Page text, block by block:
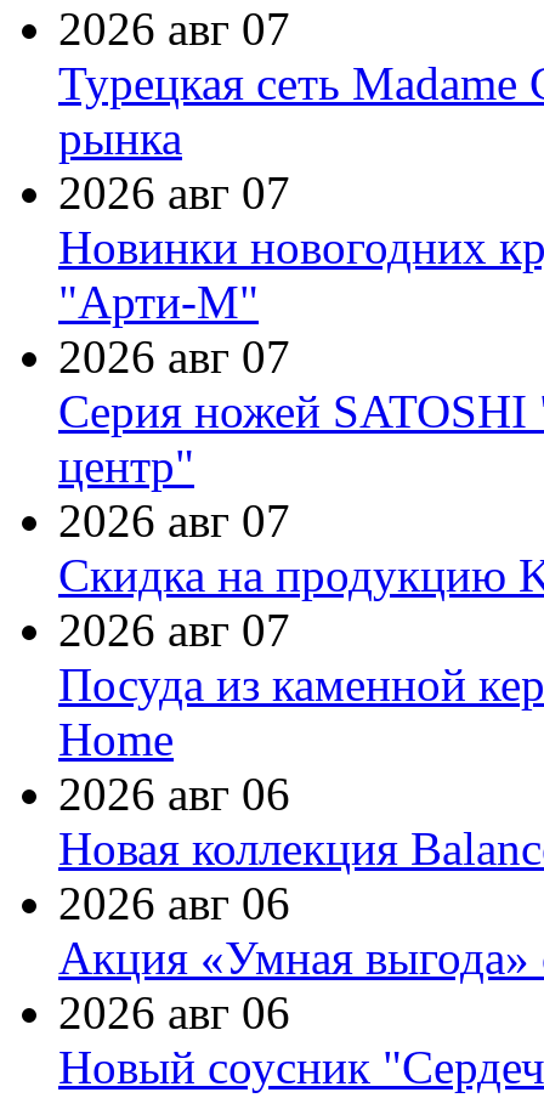
2026 авг 07
Турецкая сеть Madame
рынка
2026 авг 07
Новинки новогодних
"Арти-М"
2026 авг 07
Серия ножей
центр"
2026 авг 07
Скидка на продукцию
2026 авг 07
Посуда из каменной
Home
2026 авг 06
Новая коллекция
2026 авг 06
Акция «Умная выгода»
2026 авг 06
Новый соусник